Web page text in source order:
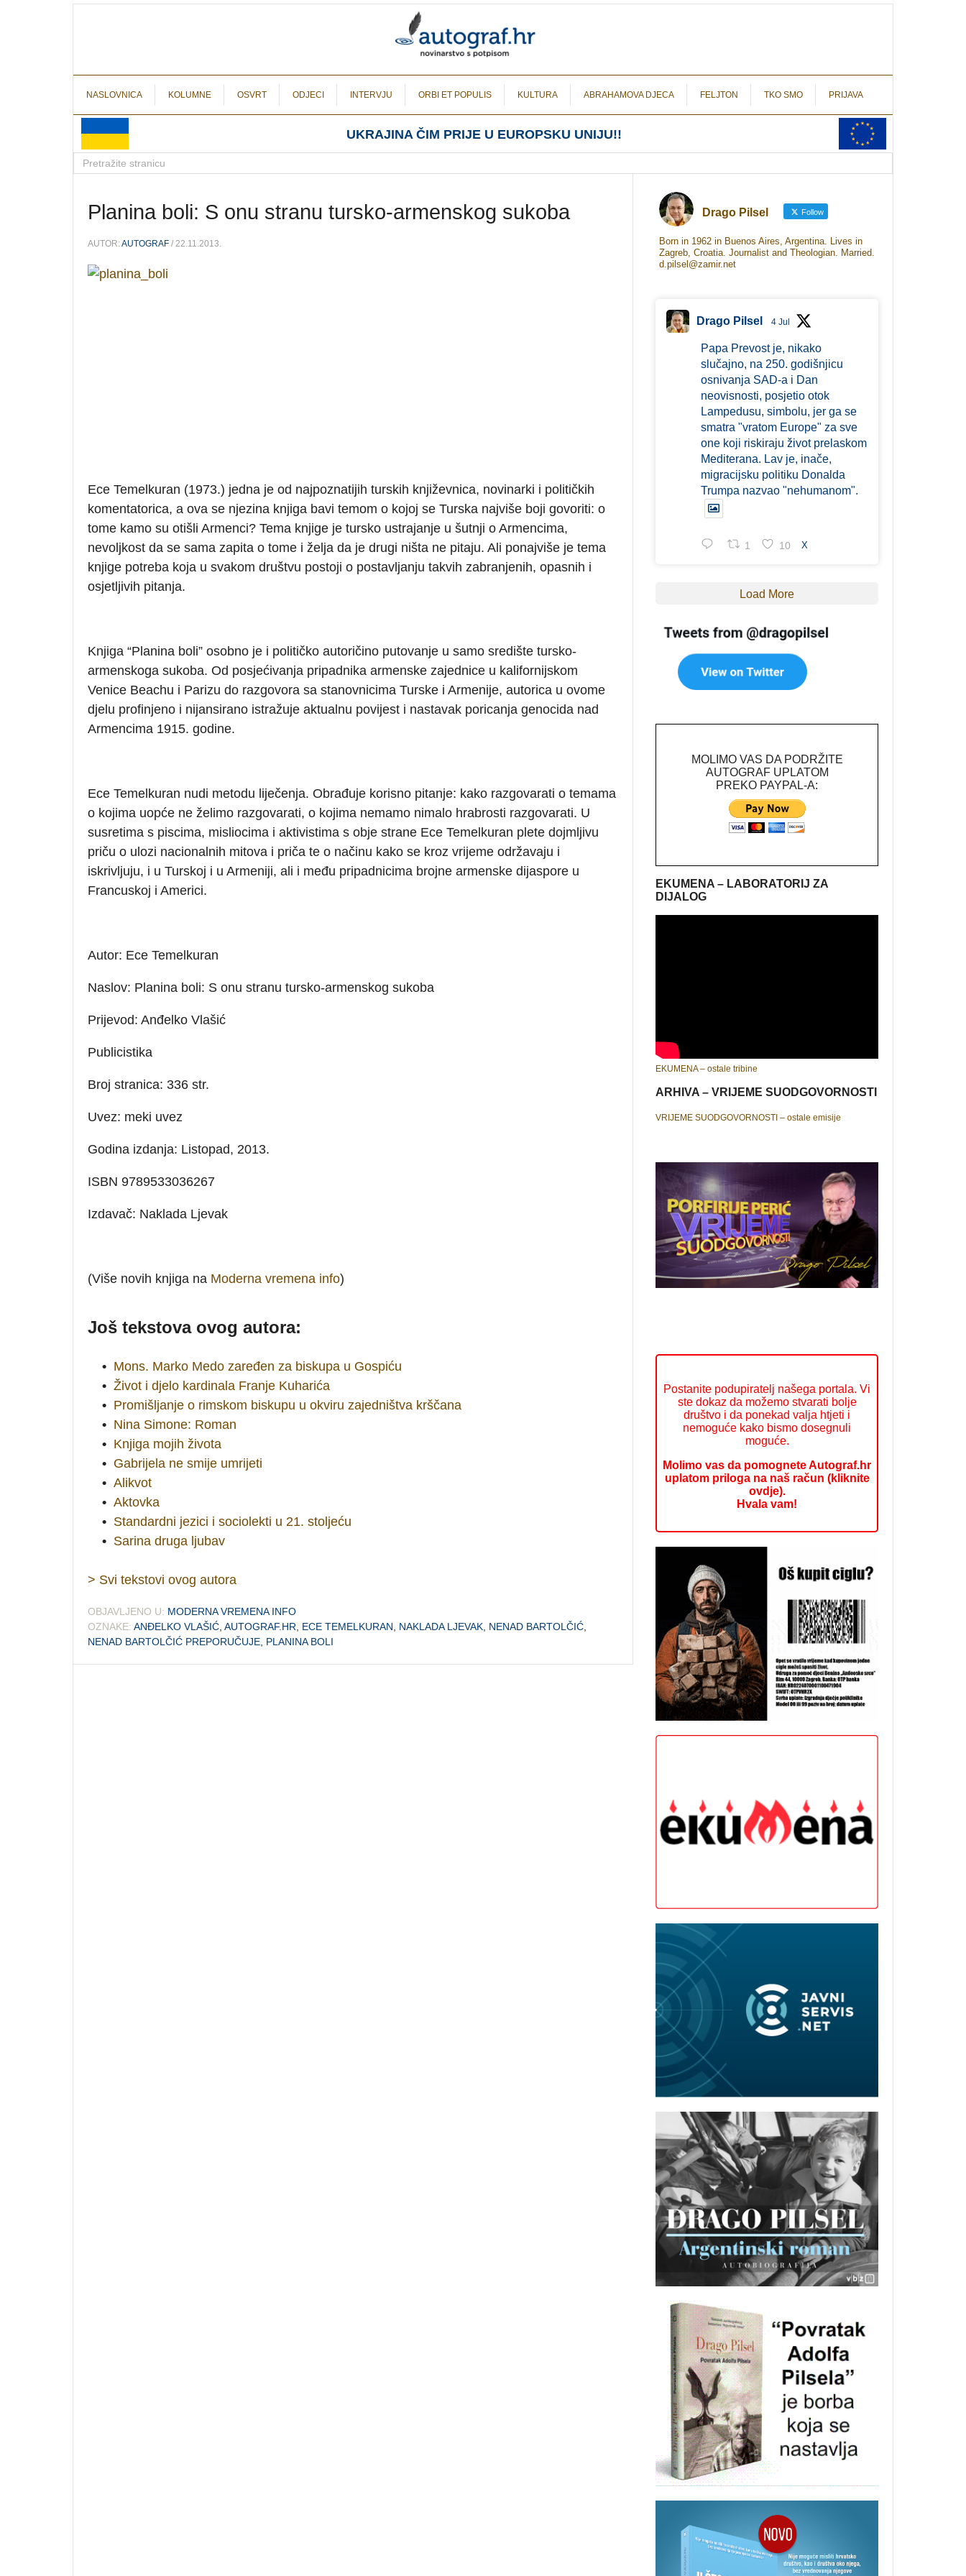
NASLOVNICA KOLUMNE OSVRT ODJECI INTERVJU ORBI ET POPULIS KULTURA ABRAHAMOVA DJECA FELJTON TKO SMO PRIJAVA
UKRAJINA ČIM PRIJE U EUROPSKU UNIJU!!
Planina boli: S onu stranu tursko-armenskog sukoba
AUTOR:AUTOGRAF / 22.11.2013.
Ece Temelkuran (1973.) jedna je od najpoznatijih turskih književnica, novinarki i političkih
komentatorica, a ova se njezina knjiga bavi temom o kojoj se Turska najviše boji govoriti: o
tome kamo su otišli Armenci? Tema knjige je tursko ustrajanje u šutnji o Armencima,
nevoljkost da se sama zapita o tome i želja da je drugi ništa ne pitaju. Ali ponajviše je tema
knjige potreba koja u svakom društvu postoji o postavljanju takvih zabranjenih, opasnih i
osjetljivih pitanja.
Knjiga “Planina boli” osobno je i političko autoričino putovanje u samo središte tursko-
armenskoga sukoba. Od posjećivanja pripadnika armenske zajednice u kalifornijskom
Venice Beachu i Parizu do razgovora sa stanovnicima Turske i Armenije, autorica u ovome
djelu profinjeno i nijansirano istražuje aktualnu povijest i nastavak poricanja genocida nad
Armencima 1915. godine.
Ece Temelkuran nudi metodu liječenja. Obrađuje korisno pitanje: kako razgovarati o temama
o kojima uopće ne želimo razgovarati, o kojima nemamo nimalo hrabrosti razgovarati. U
susretima s piscima, misliocima i aktivistima s obje strane Ece Temelkuran plete dojmljivu
priču o ulozi nacionalnih mitova i priča te o načinu kako se kroz vrijeme održavaju i
iskrivljuju, i u Turskoj i u Armeniji, ali i među pripadnicima brojne armenske dijaspore u
Francuskoj i Americi.
Autor: Ece Temelkuran
Naslov: Planina boli: S onu stranu tursko-armenskog sukoba
Prijevod: Anđelko Vlašić
Publicistika
Broj stranica: 336 str.
Uvez: meki uvez
Godina izdanja: Listopad, 2013.
ISBN 9789533036267
Izdavač: Naklada Ljevak
(Više novih knjiga na Moderna vremena info)
Još tekstova ovog autora:
• Mons. Marko Medo zaređen za biskupa u Gospiću
• Život i djelo kardinala Franje Kuharića
• Promišljanje o rimskom biskupu u okviru zajedništva krščana
• Nina Simone: Roman
• Knjiga mojih života
• Gabrijela ne smije umrijeti
• Alikvot
• Aktovka
• Standardni jezici i sociolekti u 21. stoljeću
• Sarina druga ljubav
> Svi tekstovi ovog autora
OBJAVLJENO U: MODERNA VREMENA INFO
OZNAKE: ANĐELKO VLAŠIĆ AUTOGRAF.HR ECE TEMELKURAN NAKLADA LJEVAK NENAD BARTOLČIĆ
NENAD BARTOLČIĆ PREPORUČUJE PLANINA BOLI
Drago Pilsel Follow
Born in 1962 in Buenos Aires, Argentina. Lives in
Zagreb, Croatia. Journalist and Theologian. Married.
d.pilsel@zamir.net
Drago Pilsel 4 Jul
Papa Prevost je, nikako
slučajno, na 250. godišnjicu
osnivanja SAD-a i Dan
neovisnosti, posjetio otok
Lampedusu, simbolu, jer ga se
smatra "vratom Europe" za sve
one koji riskiraju život prelaskom
Mediterana. Lav je, inače,
migracijsku politiku Donalda
Trumpa nazvao "nehumanom".
1 10 X
Load More
MOLIMO VAS DA PODRŽITE
AUTOGRAF UPLATOM
PREKO PAYPAL-A:
EKUMENA – LABORATORIJ ZA
DIJALOG
EKUMENA – ostale tribine
ARHIVA – VRIJEME SUODGOVORNOSTI
VRIJEME SUODGOVORNOSTI – ostale emisije
Postanite podupiratelj našega portala. Vi
ste dokaz da možemo stvarati bolje
društvo i da ponekad valja htjeti i
nemoguće kako bismo dosegnuli
moguće.
Molimo vas da pomognete Autograf.hr
uplatom priloga na naš račun (kliknite
ovdje).
Hvala vam!